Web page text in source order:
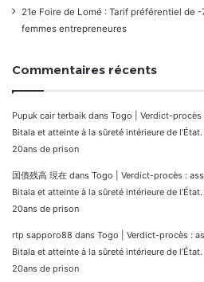
21e Foire de Lomé : Tarif préférentiel de
femmes entrepreneures
Commentaires récents
Pupuk cair terbaik dans Togo | Verdict-
Bitala et atteinte à la sûreté intérieure de
20ans de prison
国債残高 現在 dans Togo | Verdict-procès :
Bitala et atteinte à la sûreté intérieure de
20ans de prison
rtp sapporo88 dans Togo | Verdict-procès :
Bitala et atteinte à la sûreté intérieure de
20ans de prison